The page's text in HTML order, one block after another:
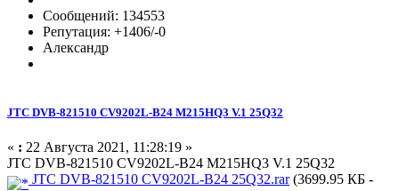
Сообщений: 134553
Репутация: +1406/-0
Александр
JTC DVB-821510 CV9202L-B24 M215HQ3 V.1 25Q32
« : 22 Августа 2021, 11:28:19 »
JTC DVB-821510 CV9202L-B24 M215HQ3 V.1 25Q32
JTC DVB-821510 CV9202L-B24 25Q32.rar(3699.95 КБ -